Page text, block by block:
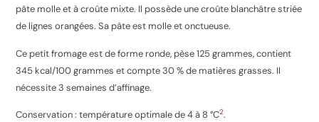
pâte molle et à croûte mixte. Il possède une croûte blanchâtre striée
de lignes orangées. Sa pâte est molle et onctueuse.
Ce petit fromage est de forme ronde, pèse 125 grammes, contient
345 kcal/100 grammes et compte 30 % de matières grasses. Il
nécessite 3 semaines d’affinage.
Conservation : température optimale de 4 à 8 °C2.